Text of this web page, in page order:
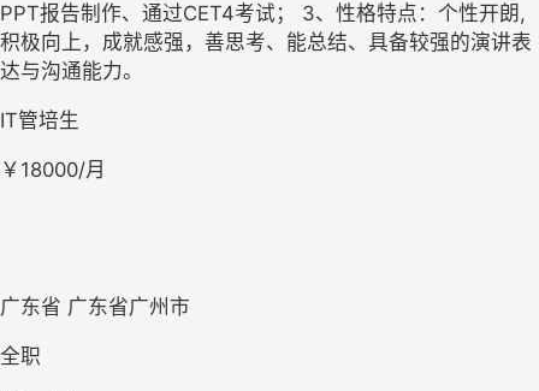
PPT报告制作、通过CET4考试； 3、性格特点：个性开朗,
积极向上，成就感强，善思考、能总结、具备较强的演讲表
达与沟通能力。
IT管培生
￥18000/月
广东省 广东省广州市
全职